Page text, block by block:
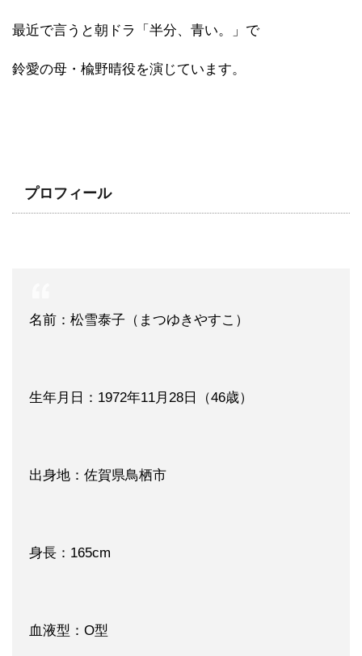
最近で言うと朝ドラ「半分、青い。」で
鈴愛の母・楡野晴役を演じています。
プロフィール
名前：松雪泰子（まつゆきやすこ）
生年月日：1972年11月28日（46歳）
出身地：佐賀県鳥栖市
身長：165cm
血液型：O型